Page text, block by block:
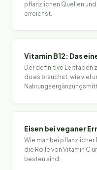
pflanzlichen Quellen
erreichst.
Vitamin B12: Das
Der definitive Leitfaden
du es brauchst, wie viel
Eisen bei veganer
Wie man bei pflanzlicher
die Rolle von Vitamin C
besten sind.